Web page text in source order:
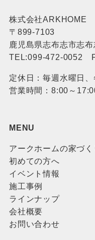
株式会社ARKHOME
〒899-7103
鹿児島県志布志市志
TEL:099-472-0052
定休日：毎週水曜日
営業時間：8:00～
MENU
アークホームの家づく
初めての方へ
イベント情報
施工事例
ラインナップ
会社概要
お問い合わせ